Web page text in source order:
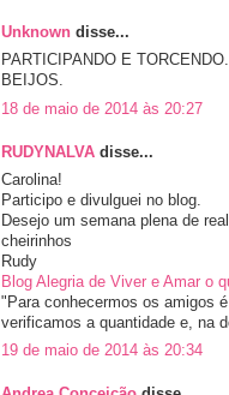
Unknown disse...
PARTICIPANDO E TORCENDO.
BEIJOS.
18 de maio de 2014 às 20:27
RUDYNALVA disse...
Carolina!
Participo e divulguei no blog.
Desejo um semana plena de
cheirinhos
Rudy
Blog Alegria de Viver e Amar o
"Para conhecermos os amigos
verificamos a quantidade e, na
19 de maio de 2014 às 20:34